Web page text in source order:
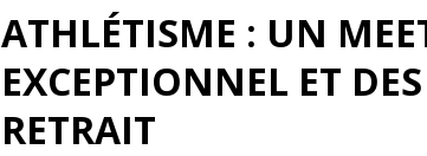
ATHLÉTISME : UN
EXCEPTIONNEL ET
RETRAIT